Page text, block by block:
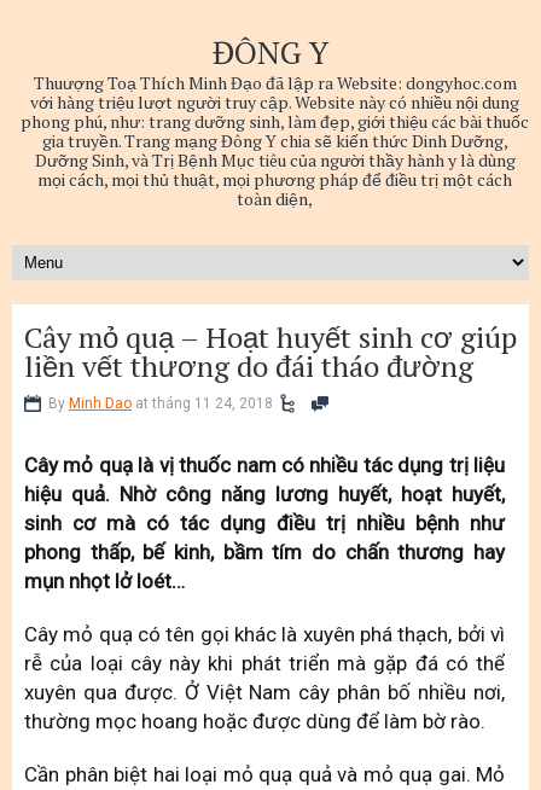
ĐÔNG Y
Thuượng Toạ Thích Minh Đạo đã lập ra Website: dongyhoc.com
với hàng triệu lượt người truy cập. Website này có nhiều nội dung
phong phú, như: trang dưỡng sinh, làm đẹp, giới thiệu các bài thuốc
gia truyền. Trang mạng Đông Y chia sẽ kiến thức Dinh Dưỡng,
Dưỡng Sinh, và Trị Bệnh Mục tiêu của người thầy hành y là dùng
mọi cách, mọi thủ thuật, mọi phương pháp để điều trị một cách
toàn diện,
Cây mỏ quạ – Hoạt huyết sinh cơ giúp
liền vết thương do đái tháo đường
By Minh Dao at tháng 11 24, 2018
Cây mỏ quạ là vị thuốc nam có nhiều tác dụng trị liệu
hiệu quả. Nhờ công năng lương huyết, hoạt huyết,
sinh cơ mà có tác dụng điều trị nhiều bệnh như
phong thấp, bế kinh, bầm tím do chấn thương hay
mụn nhọt lở loét…
Cây mỏ quạ có tên gọi khác là xuyên phá thạch, bởi vì
rễ của loại cây này khi phát triển mà gặp đá có thể
xuyên qua được. Ở Việt Nam cây phân bố nhiều nơi,
thường mọc hoang hoặc được dùng để làm bờ rào.
Cần phân biệt hai loại mỏ quạ quả và mỏ quạ gai. Mỏ